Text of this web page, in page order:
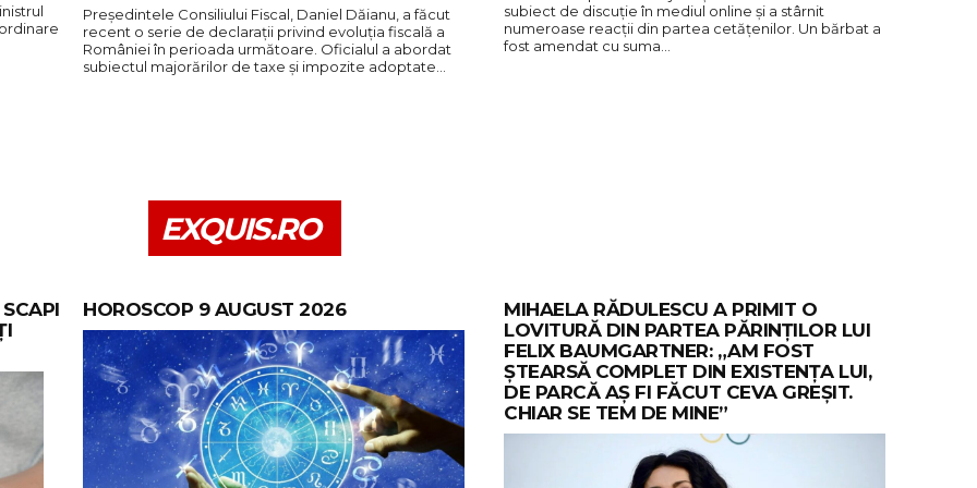
Președintele Consiliului Fiscal, Daniel Dăianu, a făcut
recent o serie de declarații privind evoluția fiscală a
României în perioada următoare. Oficialul a abordat
subiectul majorărilor de taxe și impozite adoptate…
subiect de discuție în mediul online și a stârnit
numeroase reacții din partea cetățenilor. Un bărbat a
fost amendat cu suma…
EXQUIS.RO
HOROSCOP 9 AUGUST 2026
MIHAELA RĂDULESCU A PRIMIT O
LOVITURĂ DIN PARTEA PĂRINȚILOR LUI
FELIX BAUMGARTNER: „AM FOST
ȘTEARSĂ COMPLET DIN EXISTENȚA LUI,
DE PARCĂ AȘ FI FĂCUT CEVA GREȘIT.
CHIAR SE TEM DE MINE”